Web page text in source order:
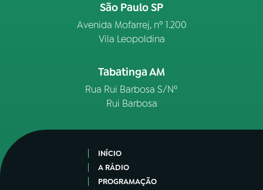
São Paulo SP
Avenida Mofarrej, nº 1.200
Vila Leopoldina
Tabatinga AM
Rua Rui Barbosa S/Nº
Rui Barbosa
INÍCIO
A RÁDIO
PROGRAMAÇÃO